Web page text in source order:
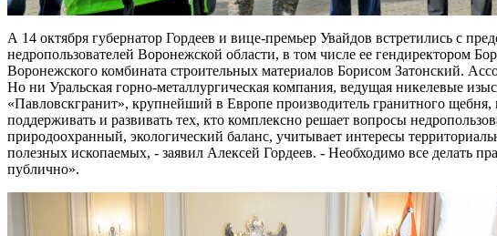
А 14 октября губернатор Гордеев и вице-премьер Увайдов встретились с
недропользователей Воронежской области, в том числе ее гендиректором
Воронежского комбината строительных материалов Борисом Затонский.
Но ни Уральская горно-металлургическая компания, ведущая никелевые
«Павловскгранит», крупнейший в Европе производитель гранитного
поддерживать и развивать тех, кто комплексно решает вопросы
природоохранный, экологический баланс, учитывает интересы
полезных ископаемых, - заявил Алексей Гордеев. - Необходимо все делать
публично».